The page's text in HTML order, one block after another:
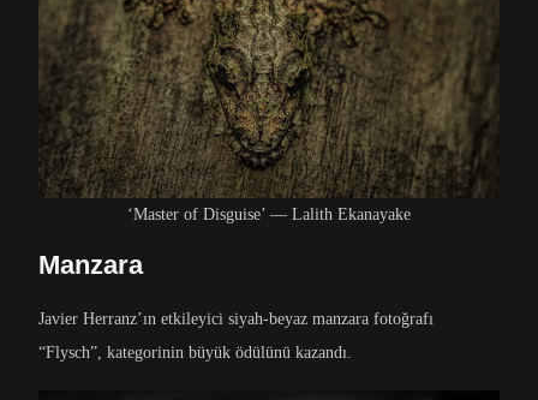
‘Master of Disguise’ — Lalith Ekanayake
Manzara
Javier Herranz’ın etkileyici siyah-beyaz manzara fotoğrafı
“Flysch”, kategorinin büyük ödülünü kazandı.